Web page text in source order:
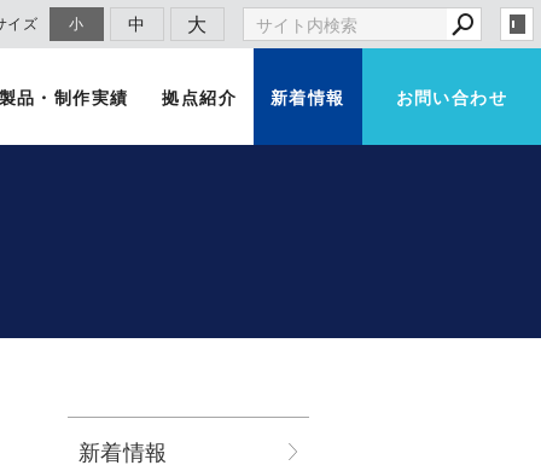
イズ 小 中 大
品・制作実績 拠点紹介 新着情報 お問い合わせ
新着情報